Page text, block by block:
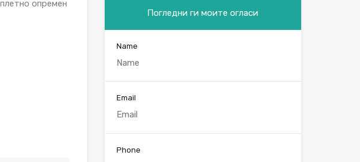
опремен
Погледни ги моите огласи
Name
Email
Phone